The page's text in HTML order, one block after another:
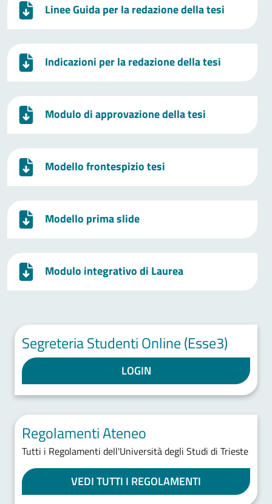
Linee Guida per la redazione della tesi
Indicazioni per la redazione della tesi
Modulo di approvazione della tesi
Modello frontespizio tesi
Modello prima slide
Modulo integrativo di Laurea
Segreteria Studenti Online (Esse3)
LOGIN
Regolamenti Ateneo
Tutti i Regolamenti dell'Università degli Studi di Trieste
VEDI TUTTI I REGOLAMENTI